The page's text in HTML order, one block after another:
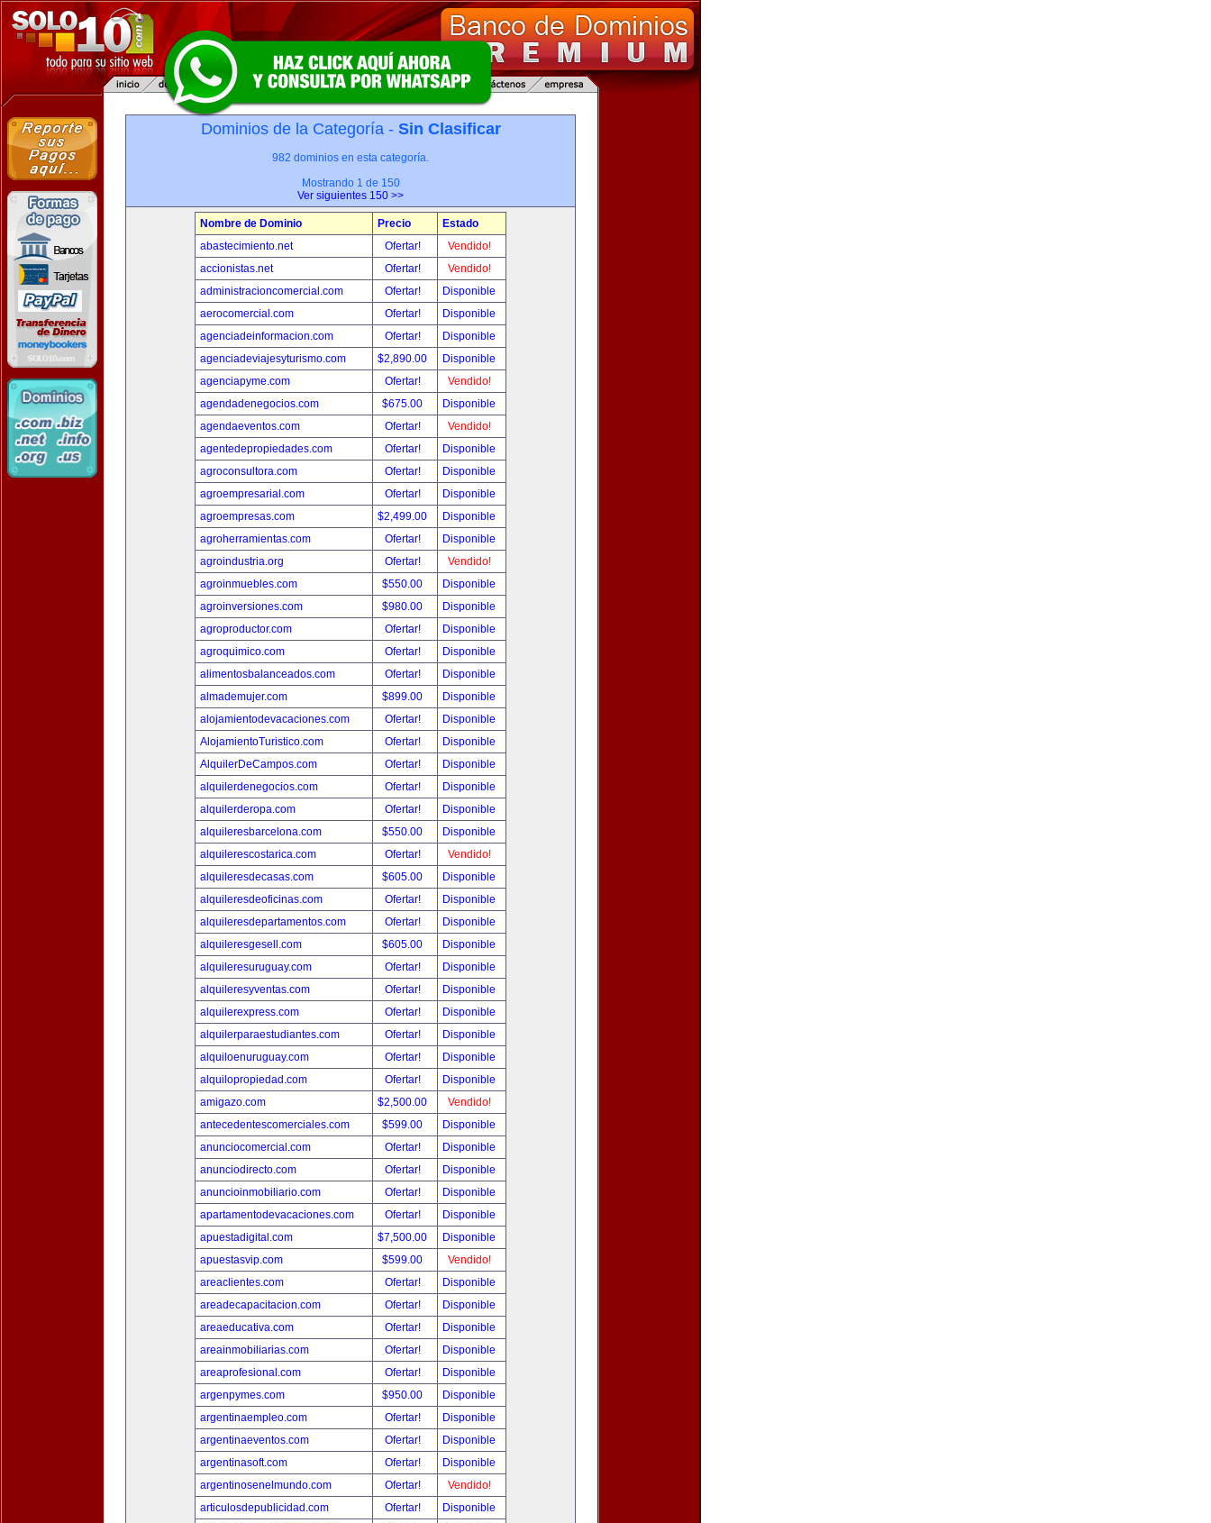
Dominios de la Categoría - Sin Clasificar
982 dominios en esta categoría.
Mostrando 1 de 150
Ver siguientes 150 >>
Nombre de Dominio Precio
Estado
abastecimiento.net
Ofertar!
Vendido!
accionistas.net
Ofertar!
Vendido!
administracioncomercial.com
Ofertar!
Disponible
aerocomercial.com
Ofertar!
Disponible
agenciadeinformacion.com
Ofertar!
Disponible
agenciadeviajesyturismo.com
$2,890.00
Disponible
agenciapyme.com
Ofertar!
Vendido!
agendadenegocios.com
$675.00
Disponible
agendaeventos.com
Ofertar!
Vendido!
agentedepropiedades.com
Ofertar!
Disponible
agroconsultora.com
Ofertar!
Disponible
agroempresarial.com
Ofertar!
Disponible
agroempresas.com
$2,499.00
Disponible
agroherramientas.com
Ofertar!
Disponible
agroindustria.org
Ofertar!
Vendido!
agroinmuebles.com
$550.00
Disponible
agroinversiones.com
$980.00
Disponible
agroproductor.com
Ofertar!
Disponible
agroquimico.com
Ofertar!
Disponible
alimentosbalanceados.com
Ofertar!
Disponible
almademujer.com
$899.00
Disponible
alojamientodevacaciones.com
Ofertar!
Disponible
AlojamientoTuristico.com
Ofertar!
Disponible
AlquilerDeCampos.com
Ofertar!
Disponible
alquilerdenegocios.com
Ofertar!
Disponible
alquilerderopa.com
Ofertar!
Disponible
alquileresbarcelona.com
$550.00
Disponible
alquilerescostarica.com
Ofertar!
Vendido!
alquileresdecasas.com
$605.00
Disponible
alquileresdeoficinas.com
Ofertar!
Disponible
alquileresdepartamentos.com
Ofertar!
Disponible
alquileresgesell.com
$605.00
Disponible
alquileresuruguay.com
Ofertar!
Disponible
alquileresyventas.com
Ofertar!
Disponible
alquilerexpress.com
Ofertar!
Disponible
alquilerparaestudiantes.com
Ofertar!
Disponible
alquiloenuruguay.com
Ofertar!
Disponible
alquilopropiedad.com
Ofertar!
Disponible
amigazo.com
$2,500.00
Vendido!
antecedentescomerciales.com
$599.00
Disponible
anunciocomercial.com
Ofertar!
Disponible
anunciodirecto.com
Ofertar!
Disponible
anuncioinmobiliario.com
Ofertar!
Disponible
apartamentodevacaciones.com
Ofertar!
Disponible
apuestadigital.com
$7,500.00
Disponible
apuestasvip.com
$599.00
Vendido!
areaclientes.com
Ofertar!
Disponible
areadecapacitacion.com
Ofertar!
Disponible
areaeducativa.com
Ofertar!
Disponible
areainmobiliarias.com
Ofertar!
Disponible
areaprofesional.com
Ofertar!
Disponible
argenpymes.com
$950.00
Disponible
argentinaempleo.com
Ofertar!
Disponible
argentinaeventos.com
Ofertar!
Disponible
argentinasoft.com
Ofertar!
Disponible
argentinosenelmundo.com
Ofertar!
Vendido!
articulosdepublicidad.com
Ofertar!
Disponible